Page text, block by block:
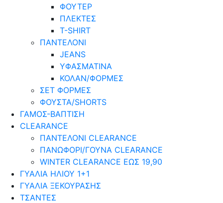
ΦΟΥΤΕΡ
ΠΛΕΚΤΕΣ
T-SHIRT
ΠΑΝΤΕΛΟΝΙ
JEANS
ΥΦΑΣΜΑΤΙΝΑ
ΚΟΛΑΝ/ΦΟΡΜΕΣ
ΣΕΤ ΦΟΡΜΕΣ
ΦΟΥΣΤΑ/SHORTS
ΓΑΜΟΣ-ΒΑΠΤΙΣΗ
CLEARANCE
ΠΑΝΤΕΛΟΝΙ CLEARANCE
ΠΑΝΩΦΟΡΙ/ΓΟΥΝΑ CLEARANCE
WINTER CLEARANCE ΕΩΣ 19,90
ΓΥΑΛΙΑ ΗΛΙΟΥ 1+1
ΓΥΑΛΙΑ ΞΕΚΟΥΡΑΣΗΣ
ΤΣΑΝΤΕΣ